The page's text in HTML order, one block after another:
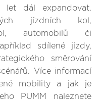
let dál expandovat.
jízdních kol,
automobilů či
sdílené jízdy,
směrování
Více informací
mobility a jak je
PUMM naleznete